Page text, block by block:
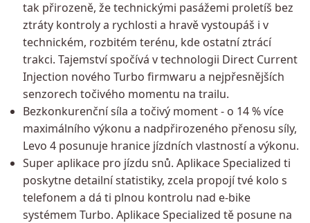
tak přirozeně, že technickými pasážemi proletíš bez
ztráty kontroly a rychlosti a hravě vystoupáš i v
technickém, rozbitém terénu, kde ostatní ztrácí
trakci. Tajemství spočívá v technologii Direct Current
Injection nového Turbo firmwaru a nejpřesnějších
senzorech točivého momentu na trailu.
Bezkonkurenční síla a točivý moment - o 14 % více
maximálního výkonu a nadpřirozeného přenosu síly,
Levo 4 posunuje hranice jízdních vlastností a výkonu.
Super aplikace pro jízdu snů. Aplikace Specialized ti
poskytne detailní statistiky, zcela propojí tvé kolo s
telefonem a dá ti plnou kontrolu nad e-bike
systémem Turbo. Aplikace Specialized tě posune na